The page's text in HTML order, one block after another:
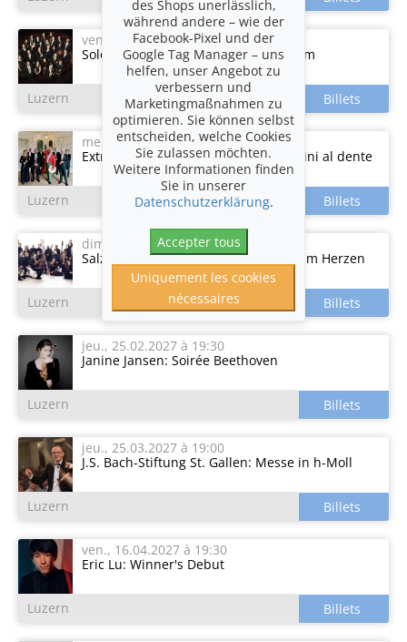
ven., 18.12.2026à 19:30
Solomon's Knot: Weihnachtsoratorium
Luzern
mer., 30.12.2026à 19:30
Extrakonzert: Massimo Rocchi - Rossini al dente
Luzern
dim., 03.01.2027à 11:00
Salzburger Neujahrskonzert: Sonne im Herzen
Luzern
jeu., 25.02.2027 à 19:30
Janine Jansen: Soirée Beethoven
Luzern
jeu., 25.03.2027 à 19:00
J.S. Bach-Stiftung St. Gallen: Messe in h-Moll
Luzern
ven., 16.04.2027 à 19:30
Eric Lu: Winner's Debut
Luzern
des Shops unerlässlich,
während andere – wie der
Facebook-Pixel und der
Google Tag Manager – uns
helfen, unser Angebot zu
verbessern und
Marketingmaßnahmen zu
optimieren. Sie können selbst
entscheiden, welche Cookies
Sie zulassen möchten.
Weitere Informationen finden
Sie in unserer
Datenschutzerklärung.
Accepter tous
Uniquement les cookies
nécessaires